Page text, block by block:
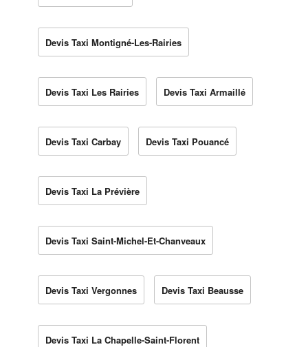
Devis Taxi Montigné-Les-Rairies
Devis Taxi Les Rairies Devis Taxi Armaillé
Devis Taxi Carbay Devis Taxi Pouancé
Devis Taxi La Prévière
Devis Taxi Saint-Michel-Et-Chanveaux
Devis Taxi Vergonnes Devis Taxi Beausse
Devis Taxi La Chapelle-Saint-Florent